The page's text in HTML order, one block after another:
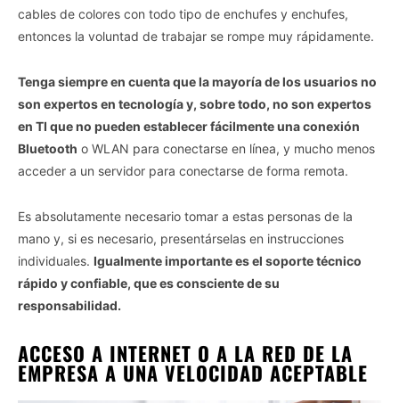
cables de colores con todo tipo de enchufes y enchufes,
entonces la voluntad de trabajar se rompe muy rápidamente.
Tenga siempre en cuenta que la mayoría de los usuarios no
son expertos en tecnología y, sobre todo, no son expertos
en TI que no pueden establecer fácilmente una conexión
Bluetooth o WLAN para conectarse en línea, y mucho menos
acceder a un servidor para conectarse de forma remota.
Es absolutamente necesario tomar a estas personas de la
mano y, si es necesario, presentárselas en instrucciones
individuales. Igualmente importante es el soporte técnico
rápido y confiable, que es consciente de su
responsabilidad.
ACCESO A INTERNET O A LA RED DE LA
EMPRESA A UNA VELOCIDAD ACEPTABLE